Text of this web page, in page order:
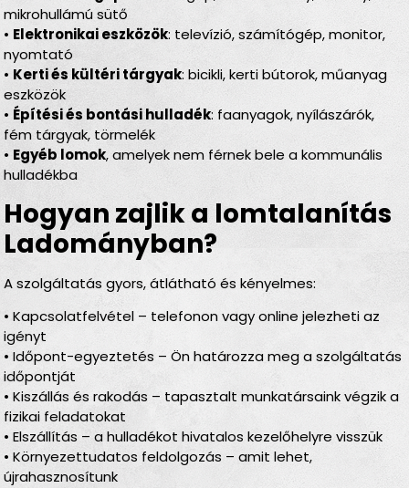
mikrohullámú sütő
• Elektronikai eszközök: televízió, számítógép, monitor,
nyomtató
• Kerti és kültéri tárgyak: bicikli, kerti bútorok, műanyag
eszközök
• Építési és bontási hulladék: faanyagok, nyílászárók,
fém tárgyak, törmelék
• Egyéb lomok, amelyek nem férnek bele a kommunális
hulladékba
Hogyan zajlik a lomtalanítás
Ladományban?
A szolgáltatás gyors, átlátható és kényelmes:
• Kapcsolatfelvétel – telefonon vagy online jelezheti az
igényt
• Időpont-egyeztetés – Ön határozza meg a szolgáltatás
időpontját
• Kiszállás és rakodás – tapasztalt munkatársaink végzik a
fizikai feladatokat
• Elszállítás – a hulladékot hivatalos kezelőhelyre visszük
• Környezettudatos feldolgozás – amit lehet,
újrahasznosítunk